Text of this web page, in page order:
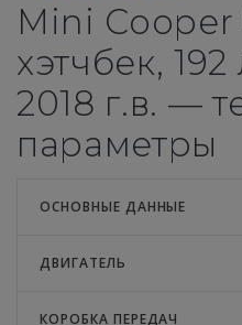
Mini Cooper
хэтчбек,
2018 г.в. —
параметры
ОСНОВНЫЕ ДАННЫЕ
ДВИГАТЕЛЬ
КОРОБКА ПЕРЕДАЧ